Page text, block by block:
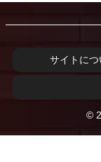
サイトにつ
©